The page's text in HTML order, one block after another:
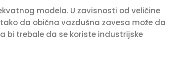
modela. U zavisnosti od veličine
da obična vazdušna zavesa može da
bi trebale da se koriste industrijske